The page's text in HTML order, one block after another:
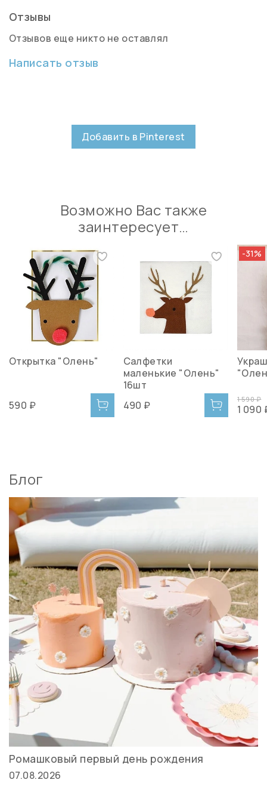
Отзывы
Отзывов еще никто не оставлял
Написать отзыв
Добавить в Pinterest
Возможно Вас также
заинтересует…
Открытка "Олень"
590 ₽
Салфетки
маленькие "Олень"
16шт
490 ₽
-31%
1 590 ₽
1 090
Блог
Ромашковый первый день рождения
07.08.2026